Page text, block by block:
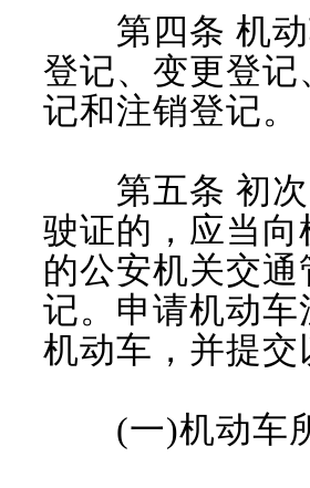
第四条 机
登记、变更登
记和注销登记。
第五条 初
驶证的，应当
的公安机关交
记。申请机动
机动车，并提
(一)机动车